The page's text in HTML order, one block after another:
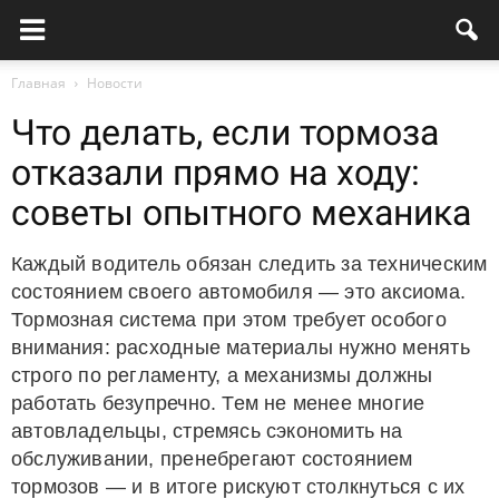
Главная Новости
Что делать, если тормоза
отказали прямо на ходу:
советы опытного механика
Каждый водитель обязан следить за техническим
состоянием своего автомобиля — это аксиома.
Тормозная система при этом требует особого
внимания: расходные материалы нужно менять
строго по регламенту, а механизмы должны
работать безупречно. Тем не менее многие
автовладельцы, стремясь сэкономить на
обслуживании, пренебрегают состоянием
тормозов — и в итоге рискуют столкнуться с их